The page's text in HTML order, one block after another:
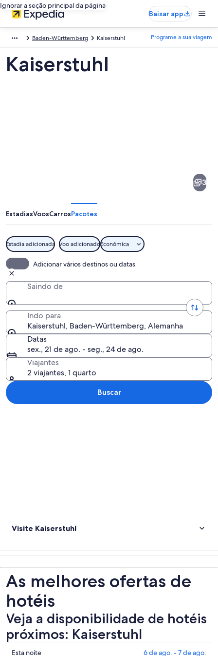
Ignorar a seção principal da página
Baixar app
Baden-Württemberg Kaiserstuhl Programe a sua viagem
Kaiserstuhl
3
EstadiasVoosCarrosPacotes
Estadia adicionada Voo adicionadoEconômica
Adicionar vários destinos ou datas
Saindo de
Indo para
Kaiserstuhl, Baden-Württemberg, Alemanha
Datas
sex., 21 de ago. - seg., 24 de ago.
Viajantes
2 viajantes, 1 quarto
Buscar
Visite Kaiserstuhl
As melhores ofertas de
hotéis
Veja a disponibilidade de hotéis
próximos: Kaiserstuhl
Mostrar
Esta noite 6 de ago. - 7 de ago.